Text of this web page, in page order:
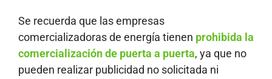
Se recuerda que las empresas
comercializadoras de energía tienen prohibida la
comercialización de puerta a puerta, ya que no
pueden realizar publicidad no solicitada ni